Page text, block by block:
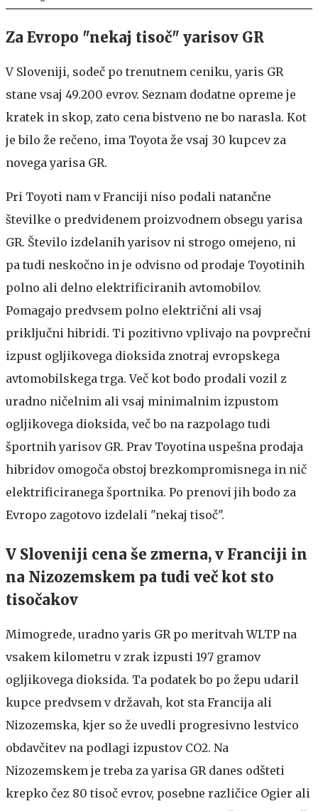
Za Evropo "nekaj tisoč" yarisov GR
V Sloveniji, sodeč po trenutnem ceniku, yaris GR
stane vsaj 49.200 evrov. Seznam dodatne opreme je
kratek in skop, zato cena bistveno ne bo narasla. Kot
je bilo že rečeno, ima Toyota že vsaj 30 kupcev za
novega yarisa GR.
Pri Toyoti nam v Franciji niso podali natančne
številke o predvidenem proizvodnem obsegu yarisa
GR. Število izdelanih yarisov ni strogo omejeno, ni
pa tudi neskočno in je odvisno od prodaje Toyotinih
polno ali delno elektrificiranih avtomobilov.
Pomagajo predvsem polno električni ali vsaj
priključni hibridi. Ti pozitivno vplivajo na povprečni
izpust ogljikovega dioksida znotraj evropskega
avtomobilskega trga. Več kot bodo prodali vozil z
uradno ničelnim ali vsaj minimalnim izpustom
ogljikovega dioksida, več bo na razpolago tudi
športnih yarisov GR. Prav Toyotina uspešna prodaja
hibridov omogoča obstoj brezkompromisnega in nič
elektrificiranega športnika. Po prenovi jih bodo za
Evropo zagotovo izdelali "nekaj tisoč".
V Sloveniji cena še zmerna, v Franciji in
na Nizozemskem pa tudi več kot sto
tisočakov
Mimogrede, uradno yaris GR po meritvah WLTP na
vsakem kilometru v zrak izpusti 197 gramov
ogljikovega dioksida. Ta podatek bo po žepu udaril
kupce predvsem v državah, kot sta Francija ali
Nizozemska, kjer so že uvedli progresivno lestvico
obdavčitev na podlagi izpustov CO2. Na
Nizozemskem je treba za yarisa GR danes odšteti
krepko čez 80 tisoč evrov, posebne različice Ogier ali